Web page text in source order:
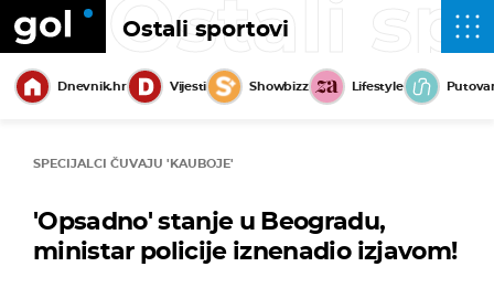
Ostali sportovi
Ostali
Dnevnik.hr Vijesti Showbizz Lifestyle
SPECIJALCI ČUVAJU 'KAUBOJE'
'Opsadno' stanje u Beogradu,
ministar policije iznenadio izjavom!